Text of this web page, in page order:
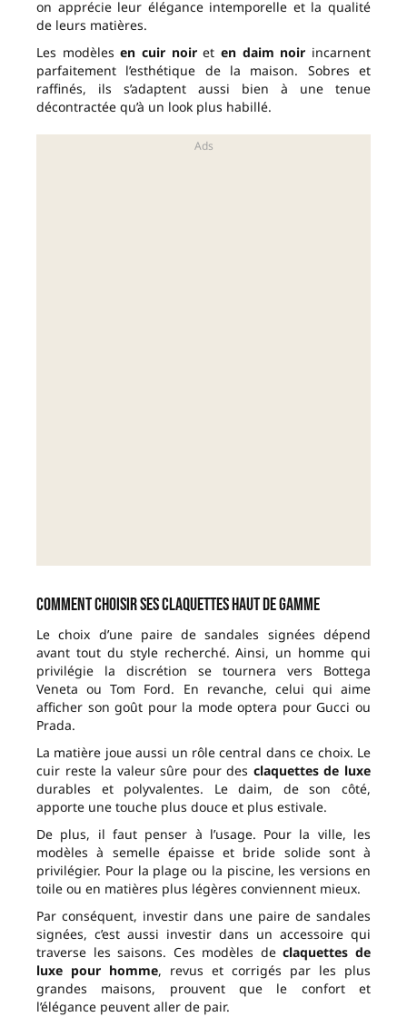
on apprécie leur élégance intemporelle et la qualité
de leurs matières.
Les modèlesen cuir noireten daim noir incarnent
parfaitement l’esthétique de la maison. Sobres et
raffinés, ils s’adaptent aussi bien à une tenue
décontractée qu’à un look plus habillé.
Comment choisir ses claquettes haut de gamme
Le choix d’une paire de sandales signées dépend
avant tout du style recherché. Ainsi, un homme qui
privilégie la discrétion se tournera vers Bottega
Veneta ou Tom Ford. En revanche, celui qui aime
afficher son goût pour la mode optera pour Gucci ou
Prada.
La matière joue aussi un rôle central dans ce choix. Le
cuir reste la valeur sûre pour des claquettes de luxe
durables et polyvalentes. Le daim, de son côté,
apporte une touche plus douce et plus estivale.
De plus, il faut penser à l’usage. Pour la ville, les
modèles à semelle épaisse et bride solide sont à
privilégier. Pour la plage ou la piscine, les versions en
toile ou en matières plus légères conviennent mieux.
Par conséquent, investir dans une paire de sandales
signées, c’est aussi investir dans un accessoire qui
traverse les saisons. Ces modèles declaquettes de
luxe pour homme, revus et corrigés par les plus
grandes maisons, prouvent que le confort et
l’élégance peuvent aller de pair.